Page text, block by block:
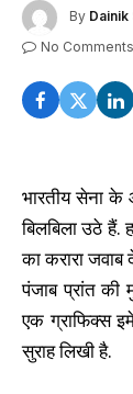
By Dainik
No Comments
भारतीय सेना
बिलबिला उठे हैं.
का करारा
पंजाब प्रांत की
एक ग्राफिक्स
सुराह लिखी है.